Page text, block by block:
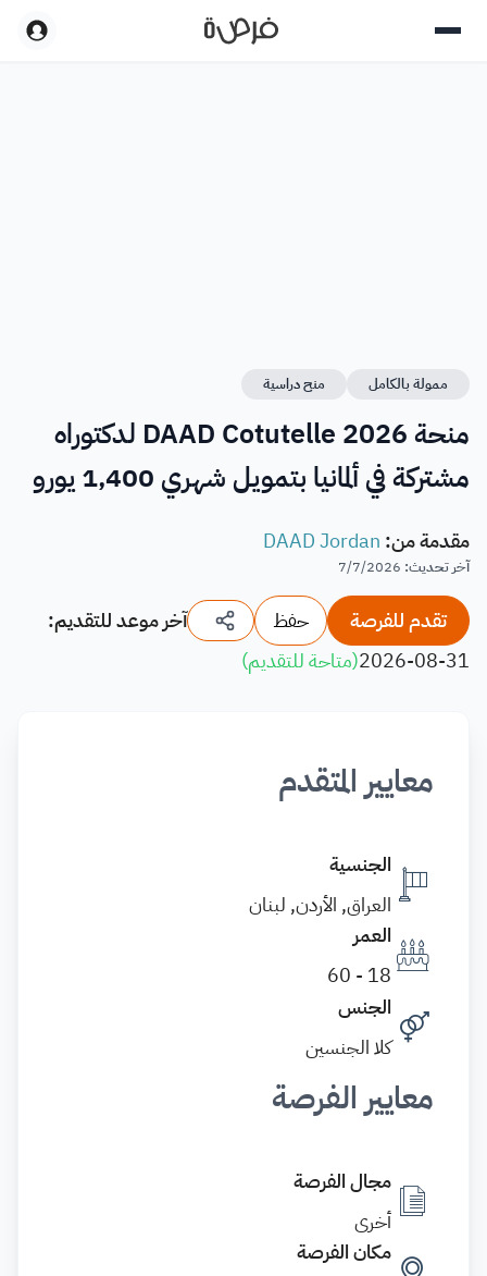
ممولة بالكامل منح دراسية
منحة DAAD Cotutelle 2026 لدكتوراه
مشتركة في ألمانيا بتمويل شهري 1,400 يورو
مقدمة من:
DAAD Jordan
آخر تحديث:
7/7/2026
تقدم للفرصة حفظ
آخر موعد للتقديم:
2026-08-31
(متاحة للتقديم)
معايير المتقدم
الجنسية
العراق, الأردن, لبنان
العمر
18 - 60
الجنس
كلا الجنسين
معايير الفرصة
مجال الفرصة
أخرى
مكان الفرصة